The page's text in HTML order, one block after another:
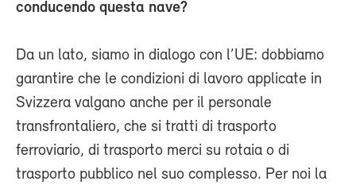
conducendo questa nave?
Da un lato, siamo in dialogo con l’UE: dobbiamo
garantire che le condizioni di lavoro applicate in
Svizzera valgano anche per il personale
transfrontaliero, che si tratti di trasporto
ferroviario, di trasporto merci su rotaia o di
trasporto pubblico nel suo complesso. Per noi la